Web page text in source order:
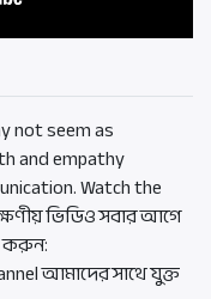
not seem as
and empathy
Watch the
ভিডিও সবার আগে
করুন:
আমাদের সাথে যুক্ত